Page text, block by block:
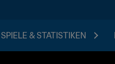
SPIELE & STATISTIKEN